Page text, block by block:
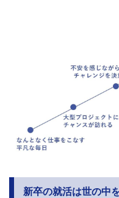
新卒の就活は世の中